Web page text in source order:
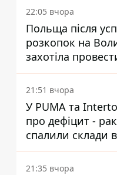
22:05 вчора
Польща після
розкопок на
захотіла
ексгумацію у
21:51 вчора
У PUMA та
про дефіцит -
спалили склади
брендів
21:35 вчора